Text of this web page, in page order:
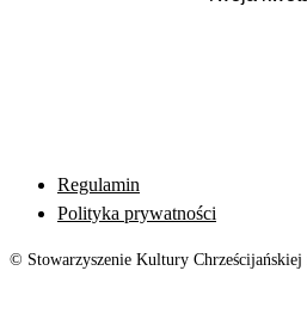
Regulamin
Polityka prywatności
© Stowarzyszenie Kultury